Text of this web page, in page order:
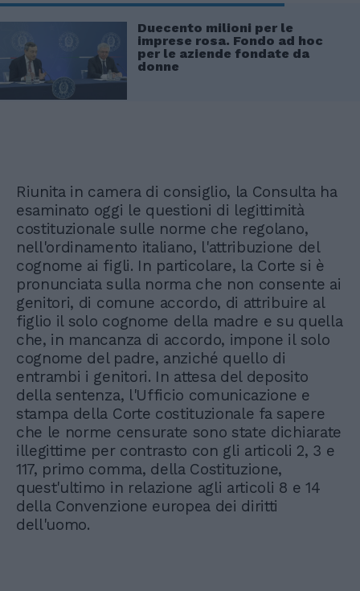
Duecento milioni per le
imprese rosa. Fondo ad hoc
per le aziende fondate da
donne
Riunita in camera di consiglio, la Consulta ha
esaminato oggi le questioni di legittimità
costituzionale sulle norme che regolano,
nell'ordinamento italiano, l'attribuzione del
cognome ai figli. In particolare, la Corte si è
pronunciata sulla norma che non consente ai
genitori, di comune accordo, di attribuire al
figlio il solo cognome della madre e su quella
che, in mancanza di accordo, impone il solo
cognome del padre, anziché quello di
entrambi i genitori. In attesa del deposito
della sentenza, l'Ufficio comunicazione e
stampa della Corte costituzionale fa sapere
che le norme censurate sono state dichiarate
illegittime per contrasto con gli articoli 2, 3 e
117, primo comma, della Costituzione,
quest'ultimo in relazione agli articoli 8 e 14
della Convenzione europea dei diritti
dell'uomo.